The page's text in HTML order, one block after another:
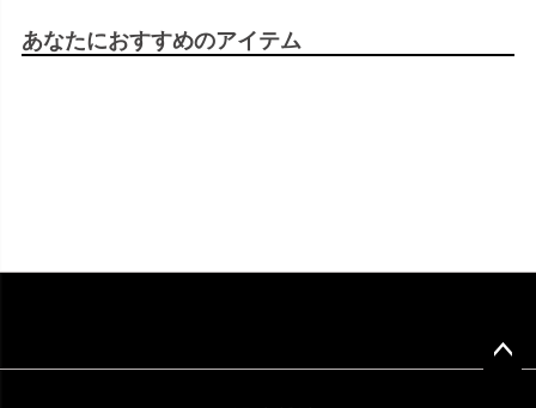
あなたにおすすめのアイテム